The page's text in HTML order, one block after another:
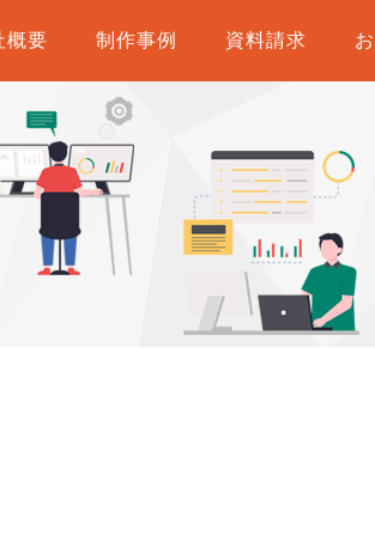
概要 制作事例 資料請求